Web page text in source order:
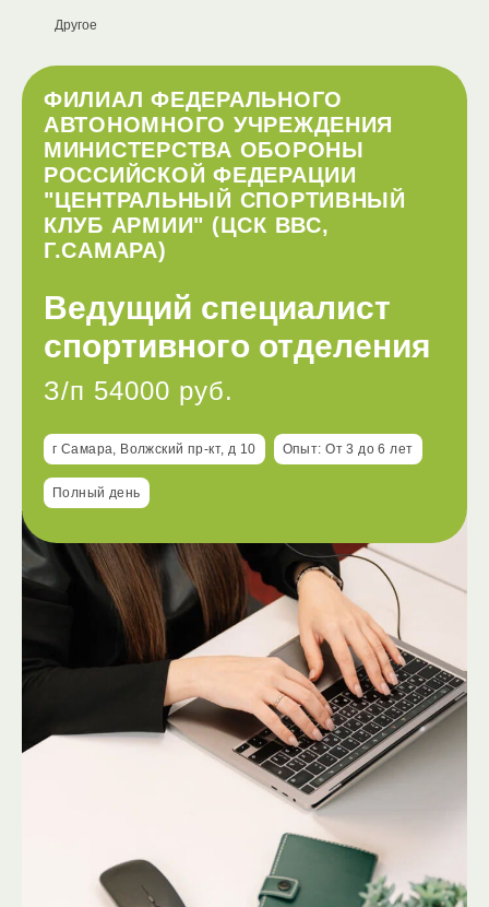
ФИЛИАЛ ФЕДЕРАЛЬНОГО
АВТОНОМНОГО УЧРЕЖДЕНИЯ
МИНИСТЕРСТВА ОБОРОНЫ
РОССИЙСКОЙ ФЕДЕРАЦИИ
"ЦЕНТРАЛЬНЫЙ СПОРТИВНЫЙ
КЛУБ АРМИИ" (ЦСК ВВС,
Г.САМАРА)
Другое
Ведущий специалист
спортивного отделения
З/п 54000 руб.
г Самара, Волжский пр-кт, д 10 Опыт: От 3 до 6 лет
Полный день